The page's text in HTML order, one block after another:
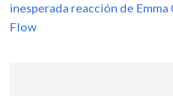
inesperada reacción de
Flow